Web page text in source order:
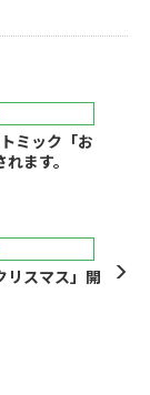
ミック「お
ます。
リスマス」開